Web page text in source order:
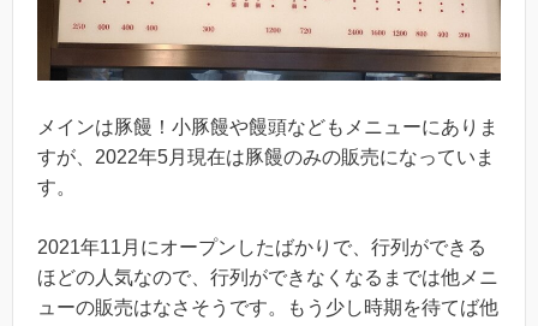
メインは豚饅！小豚饅や饅頭などもメニューにありま
すが、2022年5月現在は豚饅のみの販売になっていま
す。
2021年11月にオープンしたばかりで、行列ができる
ほどの人気なので、行列ができなくなるまでは他メニ
ューの販売はなさそうです。もう少し時期を待てば他